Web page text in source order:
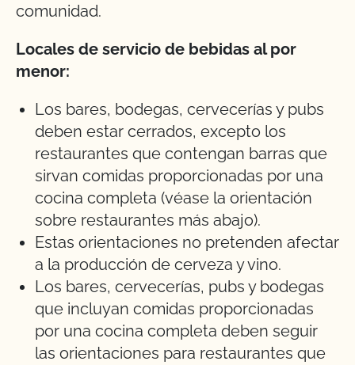
comunidad.
Locales de servicio de bebidas al por
menor:
Los bares, bodegas, cervecerías y pubs
deben estar cerrados, excepto los
restaurantes que contengan barras que
sirvan comidas proporcionadas por una
cocina completa (véase la orientación
sobre restaurantes más abajo).
Estas orientaciones no pretenden afectar
a la producción de cerveza y vino.
Los bares, cervecerías, pubs y bodegas
que incluyan comidas proporcionadas
por una cocina completa deben seguir
las orientaciones para restaurantes que